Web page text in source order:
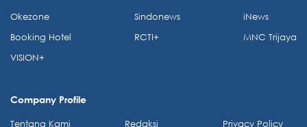
Okezone
Booking Hotel
VISION+
Sindonews
RCTI+
iNews
MNC Trijaya
Company Profile
Tentang Kami Redaksi Privacy Policy